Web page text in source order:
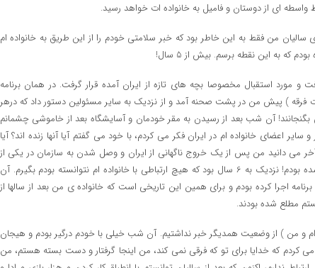
ای از دوستان و فامیل به خانواده ات خواهد رسید.
من فقط به این خاطر بود که خبر سلامتی خودم را از این طریق به خانواده ام
و مورد استقبال مخصوصا بچه های تازه از ایران آمده قرار گرفت. در همان برنامه
فرقه ) پیش من در پشت صحنه آمد و از نزدیک به سایر مسئولین دستور داد که درهر
بگنجانند! آن شب بعد از رسیدن به مقر خودمان و آسایشگاه بعد از خاموشی چشمانم
سایر اعضای خانواده ام در ایران فکر می کردم، با خود می گفتم آیا آنها زنده اند؟ آیا
می دانید من پس از یک خروج ناگهانی از ایران و وصل شدن به سازمان در یکی از
کشورهای همسایه ، دیگر غیب شده بودم! نزدیک به 6 سال بود که هیچ ارتباطی با خانواده ام نتوانسته بودم بگیرم. آن
اجرا کرده بودم و برای همین این تاریخی است که خانواده ی من بعد از سالها از
مطلع شده بودند.
ام و من ) از وضعیت همدیگر خبر نداشتیم. آن شب خیلی با خودم درگیر بودم و هیجان
کردم که خدایا برای تو که فرقی نمی کند، من اینجا گرفتار و دست بسته هستم، من